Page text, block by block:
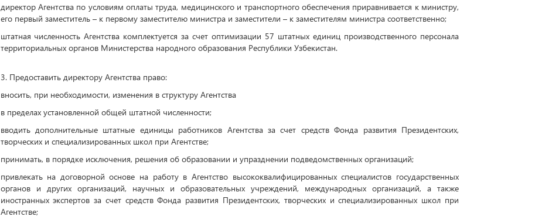
директор Агентства по условиям оплаты труда, медицинского и транспортного обеспечения приравнивается к министру,
его первый заместитель – к первому заместителю министра и заместители – к заместителям министра соответственно;
штатная численность Агентства комплектуется за счет оптимизации 57 штатных единиц производственного персонала
территориальных органов Министерства народного образования Республики Узбекистан.
3. Предоставить директору Агентства право:
вносить, при необходимости, изменения в структуру Агентства
в пределах установленной общей штатной численности;
вводить дополнительные штатные единицы работников Агентства за счет средств Фонда развития Президентских,
творческих и специализированных школ при Агентстве;
принимать, в порядке исключения, решения об образовании и упразднении подведомственных организаций;
привлекать на договорной основе на работу в Агентство высококвалифицированных специалистов государственных
органов и других организаций, научных и образовательных учреждений, международных организаций, а также
иностранных экспертов за счет средств Фонда развития Президентских, творческих и специализированных школ при
Агентстве;